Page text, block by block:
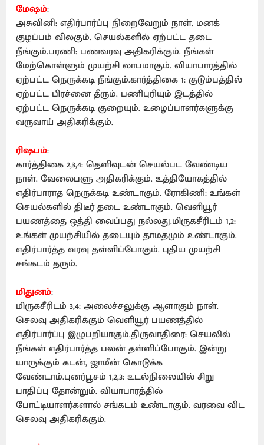
மேஷம்:
அசுவினி: எதிர்பார்ப்பு நிறைவேறும் நாள். மனக்
குழப்பம் விலகும். செயல்களில் ஏற்பட்ட தடை
நீங்கும்.பரணி: பணவரவு அதிகரிக்கும். நீங்கள்
மேற்கொள்ளும் முயற்சி லாபமாகும். வியாபாரத்தில்
ஏற்பட்ட நெருக்கடி நீங்கும்.கார்த்திகை 1: குடும்பத்தில்
ஏற்பட்ட பிரச்னை தீரும். பணிபுரியும் இடத்தில்
ஏற்பட்ட நெருக்கடி குறையும். உழைப்பாளர்களுக்கு
வருவாய் அதிகரிக்கும்.
ரிஷபம்:
கார்த்திகை 2,3,4: தெளிவுடன் செயல்பட வேண்டிய
நாள். வேலைபளு அதிகரிக்கும். உத்தியோகத்தில்
எதிர்பாராத நெருக்கடி உண்டாகும். ரோகிணி: உங்கள்
செயல்களில் திடீர் தடை உண்டாகும். வெளியூர்
பயணத்தை ஒத்தி வைப்பது நல்லது.மிருகசீரிடம் 1,2:
உங்கள் முயற்சியில் தடையும் தாமதமும் உண்டாகும்.
எதிர்பார்த்த வரவு தள்ளிப்போகும். புதிய முயற்சி
சங்கடம் தரும்.
மிதுனம்:
மிருகசீரிடம் 3,4: அலைச்சலுக்கு ஆளாகும் நாள்.
செலவு அதிகரிக்கும் வெளியூர் பயணத்தில்
எதிர்பார்ப்பு இழுபறியாகும்.திருவாதிரை: செயலில்
நீங்கள் எதிர்பார்த்த பலன் தள்ளிப்போகும். இன்று
யாருக்கும் கடன், ஜாமீன் கொடுக்க
வேண்டாம்.புனர்பூசம் 1,2,3: உடல்நிலையில் சிறு
பாதிப்பு தோன்றும். வியாபாரத்தில்
போட்டியாளர்களால் சங்கடம் உண்டாகும். வரவை விட
செலவு அதிகரிக்கும்.